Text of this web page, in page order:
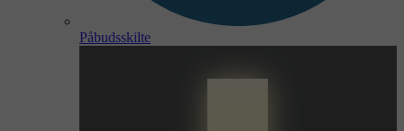
Påbudsskilte